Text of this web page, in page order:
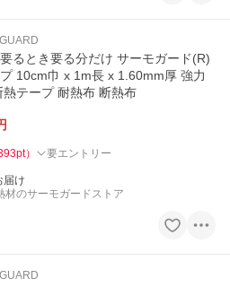
要るとき要る分だけ サーモガード(R)
10cm巾 x 1m長 x 1.60mm厚 強力
熱テープ 耐熱布 断熱布
pt） 要エントリー
届け
材のサーモガードストア